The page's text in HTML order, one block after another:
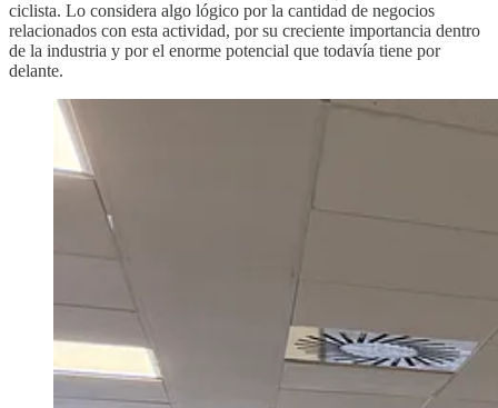
ciclista. Lo considera algo lógico por la cantidad de negocios
relacionados con esta actividad, por su creciente importancia dentro
de la industria y por el enorme potencial que todavía tiene por
delante.